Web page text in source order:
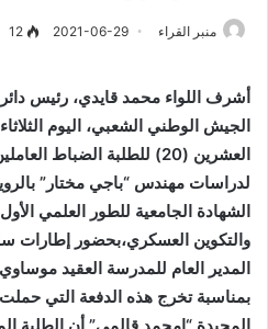
منبر القراء 2021-06-29
12
أشرف اللواء محمد قايدي، رئيس
الجيش الوطني الشعبي، اليوم
العشرين (20) للطلبة الضباط
لدراسات مهندس “باجي مختار”
الشهادة الجامعية للطور العلمي
والتكوين العسكري،بحضور إطارات
المدير العام للمدرسة العقيد
بمناسبة تخرج هذه الدفعة التي